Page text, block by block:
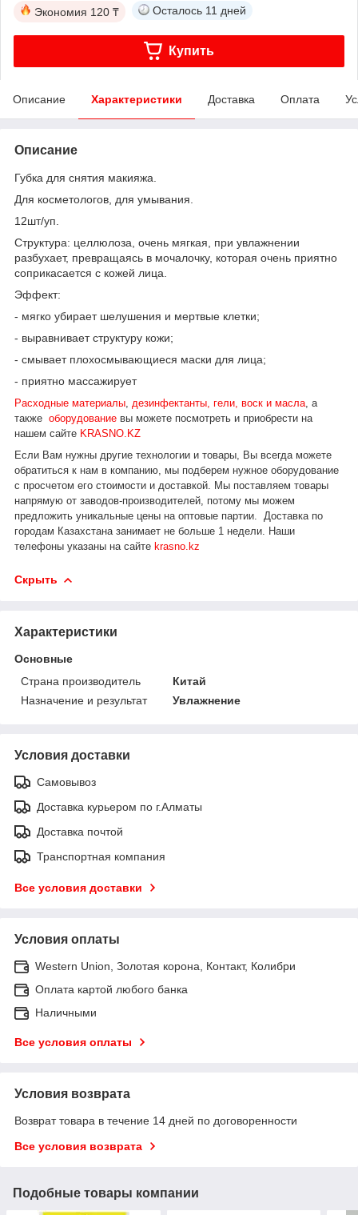
Экономия 120 ₸ Осталось 11 дней
Купить
Описание Характеристики Доставка Оплата
Описание
Губка для снятия макияжа.
Для косметологов, для умывания.
12шт/уп.
Структура: целлюлоза, очень мягкая, при увлажнении
разбухает, превращаясь в мочалочку, которая очень приятно
соприкасается с кожей лица.
Эффект:
- мягко убирает шелушения и мертвые клетки;
- выравнивает структуру кожи;
- смывает плохосмывающиеся маски для лица;
- приятно массажирует
Расходные материалы дезинфектанты, гели, воск и масла а
также оборудование вы можете посмотреть и приобрести на
нашем сайте KRASNO.KZ
Если Вам нужны другие технологии и товары, Вы всегда можете
обратиться к нам в компанию, мы подберем нужное оборудование
с просчетом его стоимости и доставкой.
Мы поставляем товары
напрямую от заводов-производителей, потому мы можем
предложить уникальные цены на оптовые партии. Доставка по
городам Казахстана занимает не больше 1 недели.
Наши
телефоны указаны на сайте krasno.kz
Скрыть
Характеристики
Основные
Страна производитель
Китай
Назначение и результат
Увлажнение
Условия доставки
Самовывоз
Доставка курьером по г.Алматы
Доставка почтой
Транспортная компания
Все условия доставки
Условия оплаты
Western Union, Золотая корона, Контакт, Колибри
Оплата картой любого банка
Наличными
Все условия оплаты
Условия возврата
Возврат товара в течение 14 дней по договоренности
Все условия возврата
Подобные товары компании